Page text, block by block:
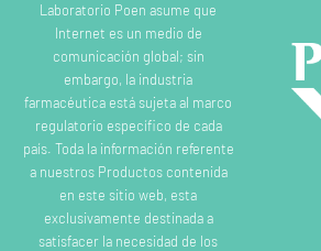
Laboratorio Poen asume que
Internet es un medio de
comunicación global; sin
embargo, la industria
farmacéutica está sujeta al marco
regulatorio específico de cada
país. Toda la información referente
a nuestros Productos contenida
en este sitio web, esta
exclusivamente destinada a
satisfacer la necesidad de los